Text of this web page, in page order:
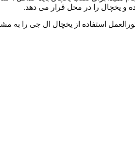
و یخچال را در محل قرار می دهد.
استفاده از یخچال ال جی را به